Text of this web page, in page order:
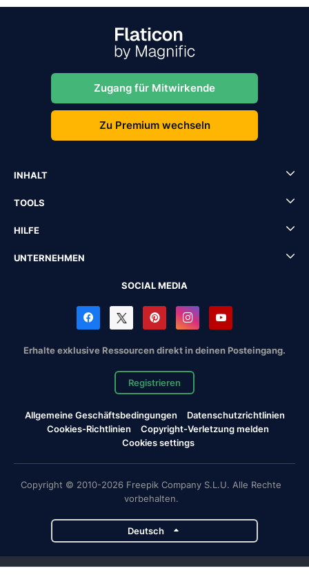
Zugang für Mitwirkende
Zu Premium wechseln
INHALT
TOOLS
HILFE
UNTERNEHMEN
SOCIAL MEDIA
Erhalte exklusive Ressourcen direkt in deinen Posteingang.
Registrieren
Allgemeine Geschäftsbedingungen
Datenschutzrichtlinien
Cookies-Richtlinien
Copyright-Verletzung melden
Cookies settings
Copyright © 2010-2026 Freepik Company S.L.U. Alle Rechte
vorbehalten.
Deutsch